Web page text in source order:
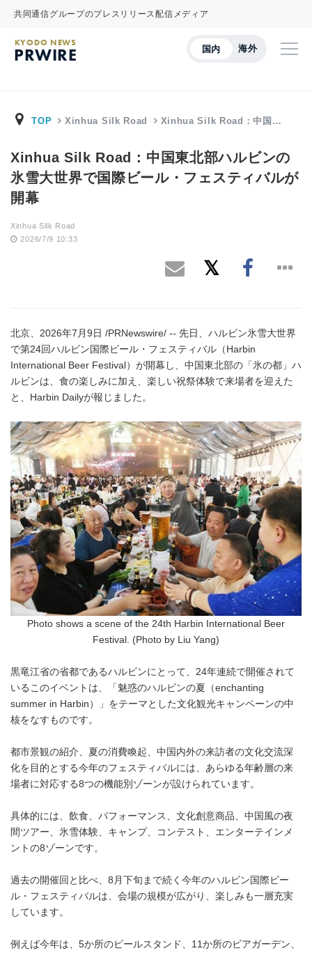
共同通信グループのプレスリリース配信メディア
国内 海外
KYODO NEWS
PRWIRE
TOP Xinhua Silk Road Xinhua Silk Road：中国…
Xinhua Silk Road：中国東北部ハルビンの
氷雪大世界で国際ビール・フェスティバルが
開幕
Xinhua Silk Road
2026/7/9 10:33
北京、2026年7月9日 /PRNewswire/ -- 先日、ハルビン氷雪大世界
で第24回ハルビン国際ビール・フェスティバル（Harbin
International Beer Festival）が開幕し、中国東北部の「氷の都」ハ
ルビンは、食の楽しみに加え、楽しい祝祭体験で来場者を迎えた
と、Harbin Dailyが報じました。
Photo shows a scene of the 24th Harbin International Beer
Festival. (Photo by Liu Yang)
黒竜江省の省都であるハルビンにとって、24年連続で開催されて
いるこのイベントは、「魅惑のハルビンの夏（enchanting
summer in Harbin）」をテーマとした文化観光キャンペーンの中
核をなすものです。
都市景観の紹介、夏の消費喚起、中国内外の来訪者の文化交流深
化を目的とする今年のフェスティバルには、あらゆる年齢層の来
場者に対応する8つの機能別ゾーンが設けられています。
具体的には、飲食、パフォーマンス、文化創意商品、中国風の夜
間ツアー、氷雪体験、キャンプ、コンテスト、エンターテインメ
ントの8ゾーンです。
過去の開催回と比べ、8月下旬まで続く今年のハルビン国際ビー
ル・フェスティバルは、会場の規模が広がり、楽しみも一層充実
しています。
例えば今年は、5か所のビールスタンド、11か所のビアガーデン、